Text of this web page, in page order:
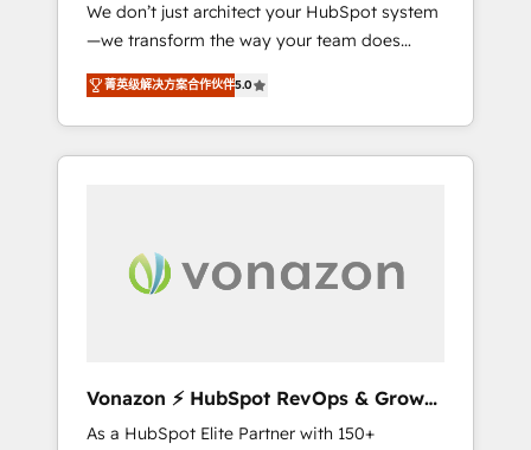
compliant with ISO/IEC 27001:2022 and ISO
9001:2015 across all seven international
offices and 175+ employees.
We don’t just architect your HubSpot system
—we transform the way your team does
business. As an Elite HubSpot Solutions
Partner, we specialize in creating tailored,
end-to-end CRM solutions that accelerate
growth, improve operational efficiency, and
time to deeply understand your unique
needs, crafting custom strategies that deliver
responsiveness, and ongoing support, we
equip your team to adopt new systems with
菁英级解决方案合作伙伴5.0
Vonazon ⚡ HubSpot RevOps & Growth
Strategy Experts
As a HubSpot Elite Partner with 150+